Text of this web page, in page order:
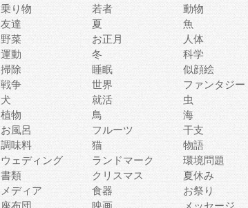
乗り物 若者
動物
友達 夏
魚
野菜 お正月
人体
運動 冬
科学
掃除 睡眠
似顔絵
戦争 世界
ファンタジー
犬 就活
虫
植物 鳥
海
お風呂 フルーツ
干支
調味料 猫
物語
ウェディング ランドマーク
環境問題
書類 クリスマス
夏休み
メディア 食器
お祭り
座布団 映画 メッセージ